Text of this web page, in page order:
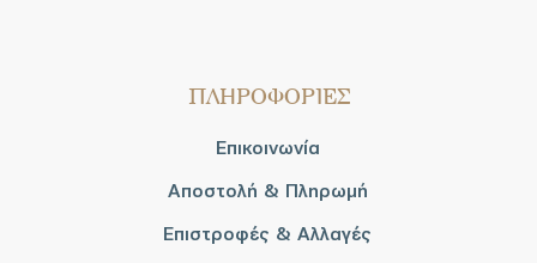
ΠΛΗΡΟΦΟΡΙΕΣ
Επικοινωνία
Αποστολή & Πληρωμή
Επιστροφές & Αλλαγές